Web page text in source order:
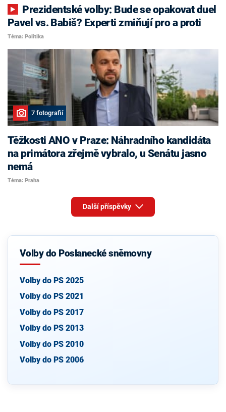
Pavel vs. Babiš? Experti zmiňují pro a proti
Téma: Politika
7 fotografií
Těžkosti ANO v Praze: Náhradního kandidáta
na primátora zřejmě vybralo, u Senátu jasno
nemá
Téma: Praha
Další příspěvky
Volby do Poslanecké sněmovny
Volby do PS 2025
Volby do PS 2021
Volby do PS 2017
Volby do PS 2013
Volby do PS 2010
Volby do PS 2006